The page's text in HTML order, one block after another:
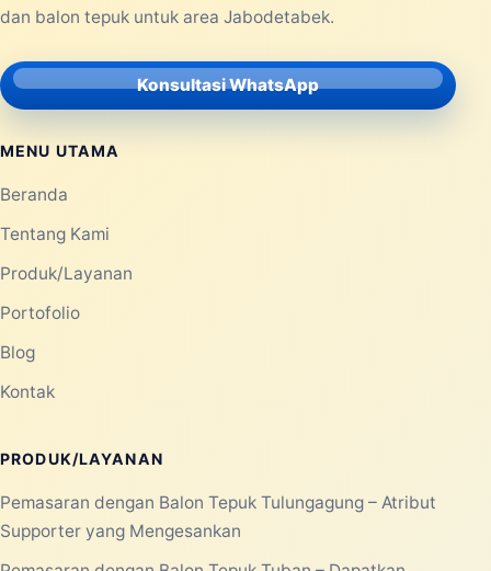
dan balon tepuk untuk area Jabodetabek.
Konsultasi WhatsApp
MENU UTAMA
Beranda
Tentang Kami
Produk/Layanan
Portofolio
Blog
Kontak
PRODUK/LAYANAN
Pemasaran dengan Balon Tepuk Tulungagung – Atribut
Supporter yang Mengesankan